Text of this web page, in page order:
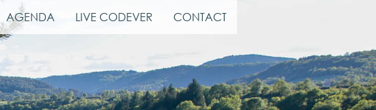
AGENDA LIVE CODEVER CONTACT